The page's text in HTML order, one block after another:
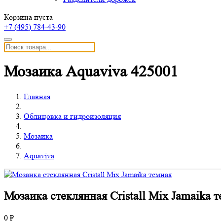
Корзина пуста
+7 (495) 784-43-90
Мозаика Aquaviva 425001
Главная
Облицовка и гидроизоляция
Мозаика
Aquaviva
Мозаика стеклянная Сristall Mix Jamaika
0 ₽